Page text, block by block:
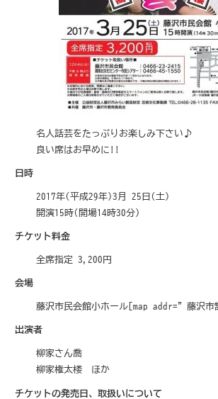
名人話芸をたっぷりお楽しみ下さい♪
良い席はお早めに!!
日時
2017年(平成29年)3月 25日(土)
開演15時(開場14時30分)
チケット料金
全席指定 3,200円
会場
藤沢市民会館小ホール[map addr=”藤沢市
出演者
柳家さん喬
柳家権太楼 ほか
チケットの発売日、取扱いについて